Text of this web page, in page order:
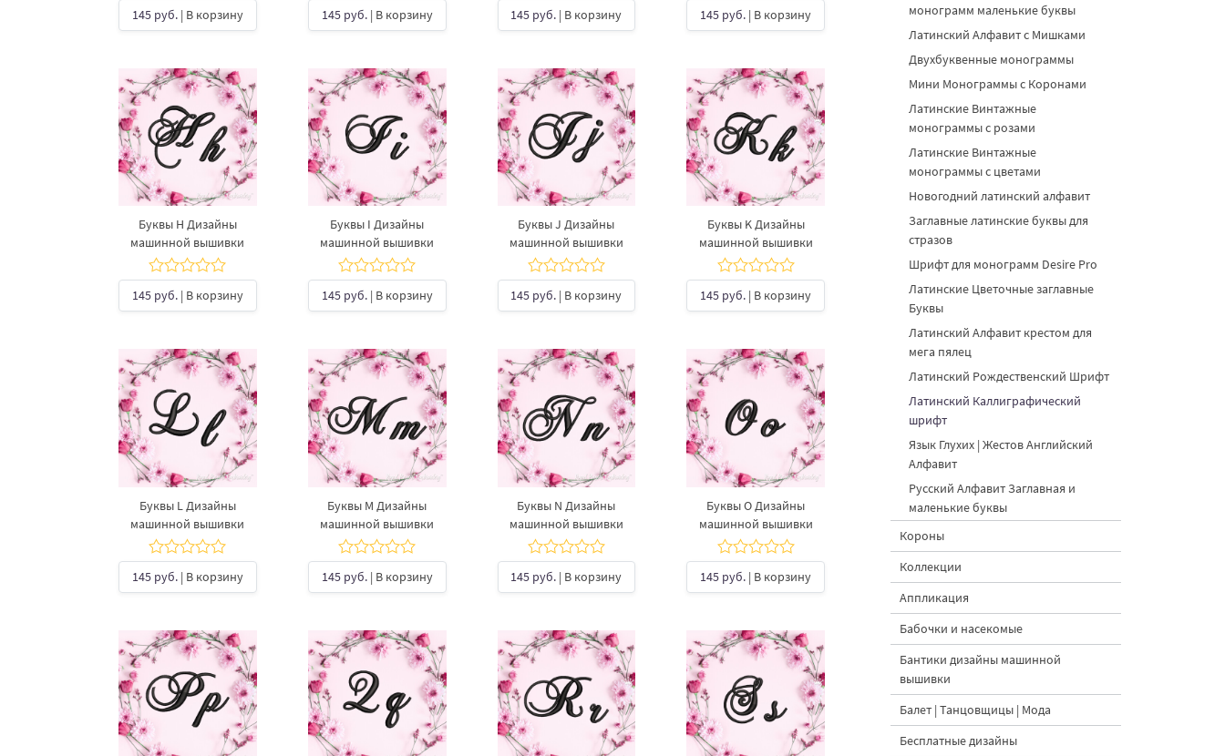
145 руб.| В корзину 145 руб.| В корзину 145 руб. | В корзину 145 руб. | В корзину
Буквы H Дизайны
машинной вышивки
145 руб.| В корзину
Буквы I Дизайны
машинной вышивки
145 руб.| В корзину
Буквы J Дизайны
машинной вышивки
145 руб. | В корзину
Буквы K Дизайны
машинной вышивки
145 руб. | В корзину
Буквы L Дизайны
машинной вышивки
145 руб.| В корзину
Буквы M Дизайны
машинной вышивки
145 руб.| В корзину
Буквы N Дизайны
машинной вышивки
145 руб. | В корзину
Буквы O Дизайны
машинной вышивки
145 руб. | В корзину
монограмм маленькие буквы
Латинский Алфавит с Мишками
Двухбуквенные монограммы
Мини Монограммы с Коронами
Латинские Винтажные
монограммы с розами
Латинские Винтажные
монограммы с цветами
Новогодний латинский алфавит
Заглавные латинские буквы для
стразов
Шрифт для монограмм Desire Pro
Латинские Цветочные заглавные
Буквы
Латинский Алфавит крестом для
мега пялец
Латинский Рождественский Шрифт
Латинский Каллиграфический
шрифт
Язык Глухих | Жестов Английский
Алфавит
Русский Алфавит Заглавная и
маленькие буквы
Короны
Коллекции
Аппликация
Бабочки и насекомые
Бантики дизайны машинной
вышивки
Балет | Танцовщицы | Мода
Бесплатные дизайны